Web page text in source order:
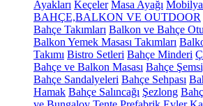
Ayakları Keçeler Masa Ayağı Mobilya
BAHÇE,BALKON VE OUTDOOR
Bahçe Takımları Balkon ve Bahçe
Balkon Yemek Masası Takımları
Takımı Bistro Setleri Bahçe Minderi
Bahçe ve Balkon Masası Bahçe
Bahçe Sandalyeleri Bahçe Sehpası
Hamak Bahçe Salıncağı Şezlong